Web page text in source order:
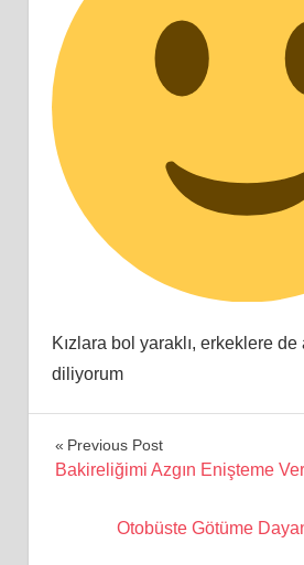
Kızlara bol yaraklı, erkeklere
diliyorum
Yazı
Previous Post
Bakireliğimi Azgın Enişteme
Otobüste Götüme